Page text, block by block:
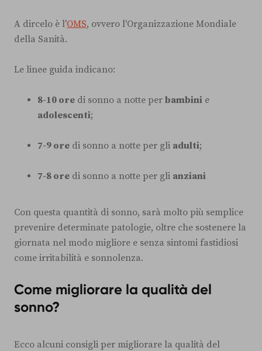
A dircelo è l'OMS, ovvero l'Organizzazione Mondiale
della Sanità.
Le linee guida indicano:
8-10 ore di sonno a notte per bambini e
adolescenti;
7-9 ore di sonno a notte per gli adulti;
7-8 ore di sonno a notte per gli anziani
Con questa quantità di sonno, sarà molto più semplice
prevenire determinate patologie, oltre che sostenere la
giornata nel modo migliore e senza sintomi fastidiosi
come irritabilità e sonnolenza.
Come migliorare la qualità del
sonno?
Ecco alcuni consigli per migliorare la qualità del